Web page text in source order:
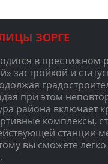
ЗОРГЕ
в престижном
застройкой и
при этом
района включает
комплексы,
станции
вы сможете